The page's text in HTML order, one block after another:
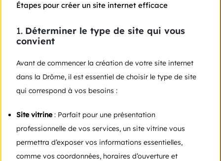
Étapes pour créer un site internet efficace
1. Déterminer le type de site qui vous
convient
Avant de commencer la création de votre site internet
dans la Drôme, il est essentiel de choisir le type de site
qui correspond à vos besoins :
Site vitrine: Parfait pour une présentation
professionnelle de vos services, un site vitrine vous
permettra d’exposer vos informations essentielles,
comme vos coordonnées, horaires d’ouverture et